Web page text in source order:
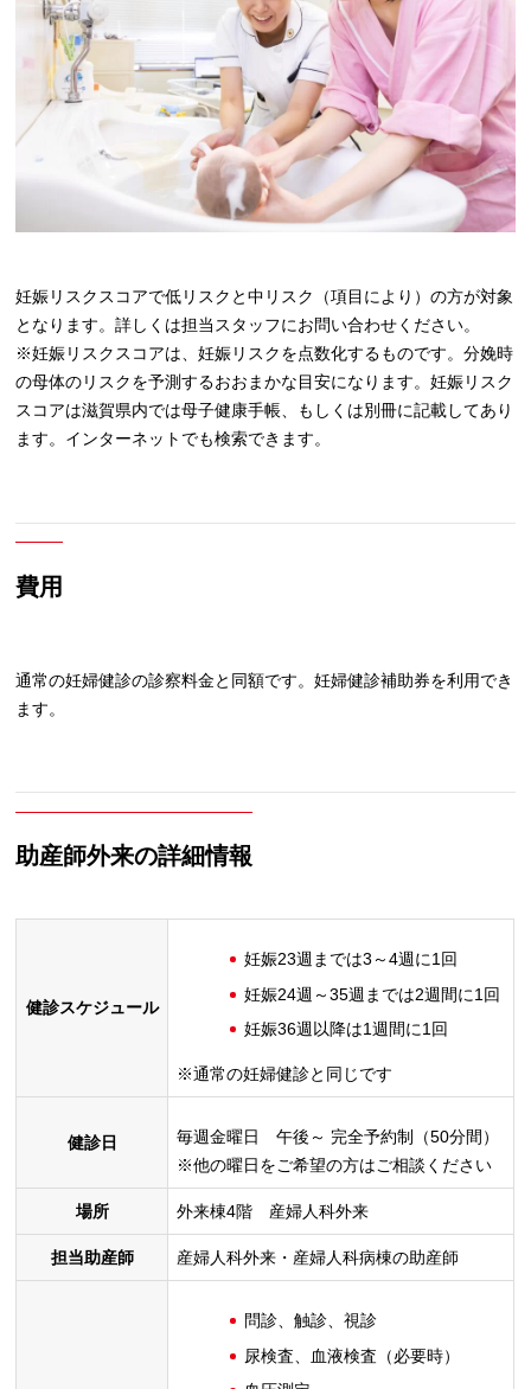
妊娠リスクスコアで低リスクと中リスク（項目により）の方が対象
となります。詳しくは担当スタッフにお問い合わせください。
※妊娠リスクスコアは、妊娠リスクを点数化するものです。分娩時
の母体のリスクを予測するおおまかな目安になります。妊娠リスク
スコアは滋賀県内では母子健康手帳、もしくは別冊に記載してあり
ます。インターネットでも検索できます。
費用
通常の妊婦健診の診察料金と同額です。妊婦健診補助券を利用でき
ます。
助産師外来の詳細情報
健診スケジュール
妊娠23週までは3～4週に1回
妊娠24週～35週までは2週間に1回
妊娠36週以降は1週間に1回
※通常の妊婦健診と同じです
健診日
毎週金曜日 午後～ 完全予約制（50分間）
※他の曜日をご希望の方はご相談ください
場所 外来棟4階 産婦人科外来
担当助産師 産婦人科外来・産婦人科病棟の助産師
問診、触診、視診
尿検査、血液検査（必要時）